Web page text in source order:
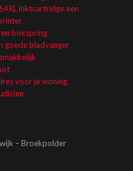
inktcartridge een
boxspring
goede bladvanger
voor je woning
– Broekpolder